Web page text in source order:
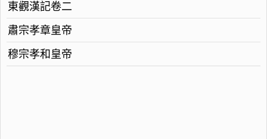
東觀漢記卷二
肅宗孝章皇帝
穆宗孝和皇帝